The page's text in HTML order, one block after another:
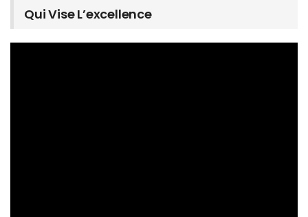
Qui Vise L’excellence